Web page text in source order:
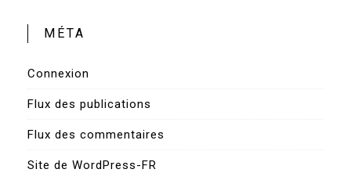
MÉTA
Connexion
Flux des publications
Flux des commentaires
Site de WordPress-FR